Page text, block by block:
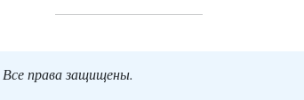
права защищены.